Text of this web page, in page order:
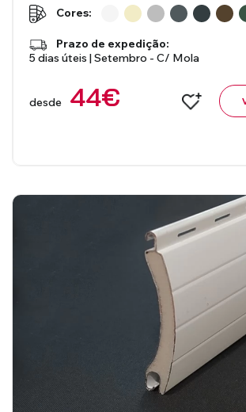
Cores:
Prazo de expedição:
5 dias úteis | Setembro - C/ Mola
desde 44€